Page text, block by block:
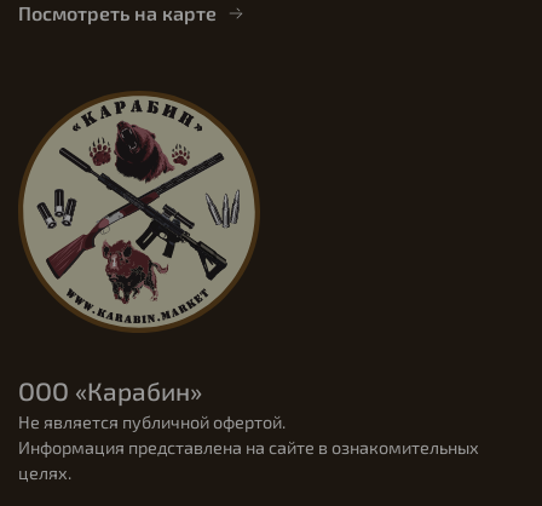
Посмотреть на карте
ООО «Карабин»
Не является публичной офертой.
Информация представлена на сайте в ознакомительных
целях.